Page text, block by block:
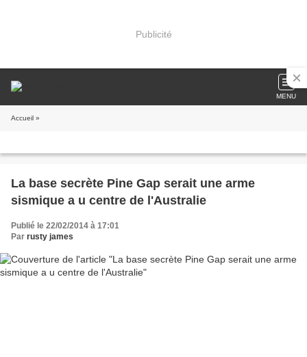
Publicité
MENU
Accueil »
La base secrète Pine Gap serait une arme
sismique a u centre de l'Australie
Publié le 22/02/2014 à 17:01
Par rusty james